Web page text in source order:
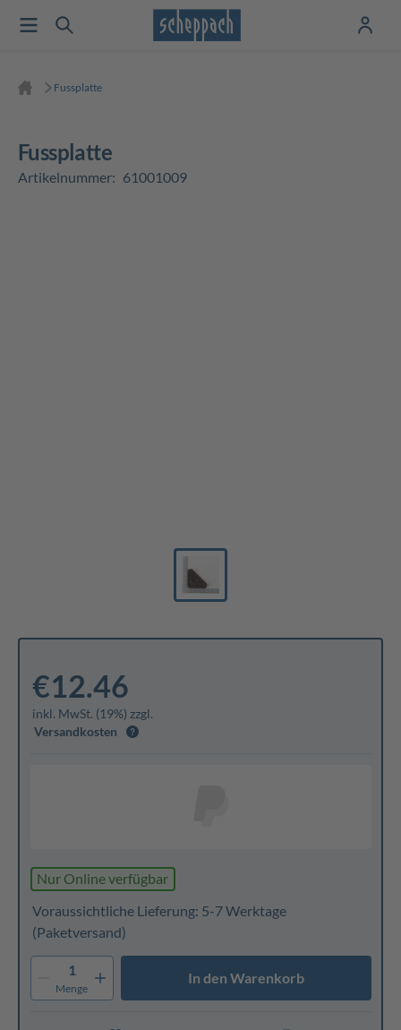
Fussplatte
Fussplatte
Artikelnummer: 61001009
€12.46
inkl. MwSt. (19%) zzgl.
Versandkosten
Nur Online verfügbar
Voraussichtliche Lieferung: 5-7 Werktage
(Paketversand)
1
Menge
In den Warenkorb